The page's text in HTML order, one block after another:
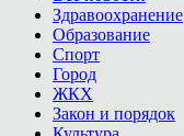
Здравоохранение
Образование
Спорт
Город
ЖКХ
Закон и порядок